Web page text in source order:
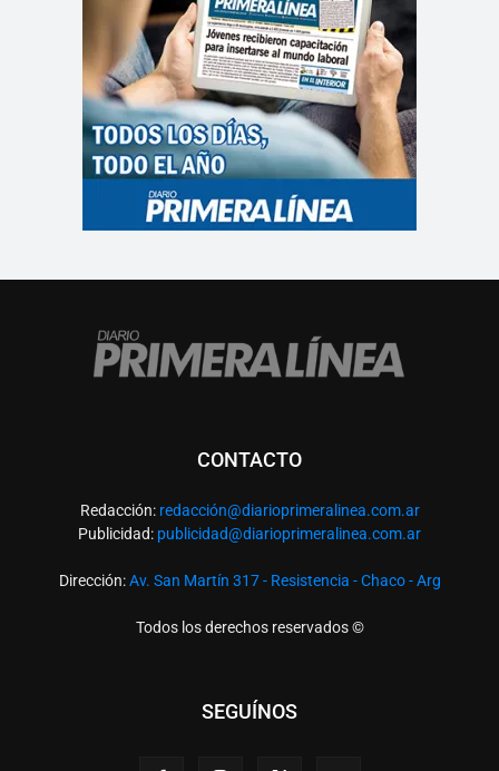
CONTACTO
Redacción: redacción@diarioprimeralinea.com.ar
Publicidad: publicidad@diarioprimeralinea.com.ar
Dirección:Av. San Martín 317 - Resistencia - Chaco - Arg
Todos los derechos reservados ©
SEGUÍNOS